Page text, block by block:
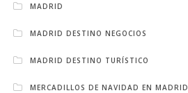
MADRID
MADRID DESTINO NEGOCIOS
MADRID DESTINO TURÍSTICO
MERCADILLOS DE NAVIDAD EN MADRID